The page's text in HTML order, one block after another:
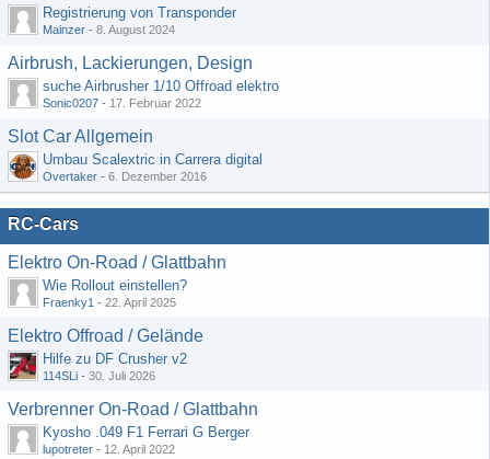
Registrierung von Transponder
Mainzer - 8. August 2024
Airbrush, Lackierungen, Design
suche Airbrusher 1/10 Offroad elektro
Sonic0207 - 17. Februar 2022
Slot Car Allgemein
Umbau Scalextric in Carrera digital
Overtaker - 6. Dezember 2016
RC-Cars
Elektro On-Road / Glattbahn
Wie Rollout einstellen?
Fraenky1 - 22. April 2025
Elektro Offroad / Gelände
Hilfe zu DF Crusher v2
114SLi - 30. Juli 2026
Verbrenner On-Road / Glattbahn
Kyosho .049 F1 Ferrari G Berger
lupotreter - 12. April 2022